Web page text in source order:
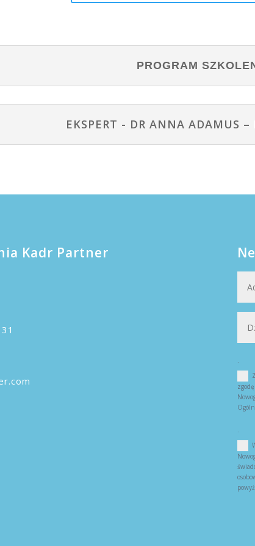
PROGRAM
EKSPERT - DR ANNA ADAMUS –
Kadr Partner
.
.